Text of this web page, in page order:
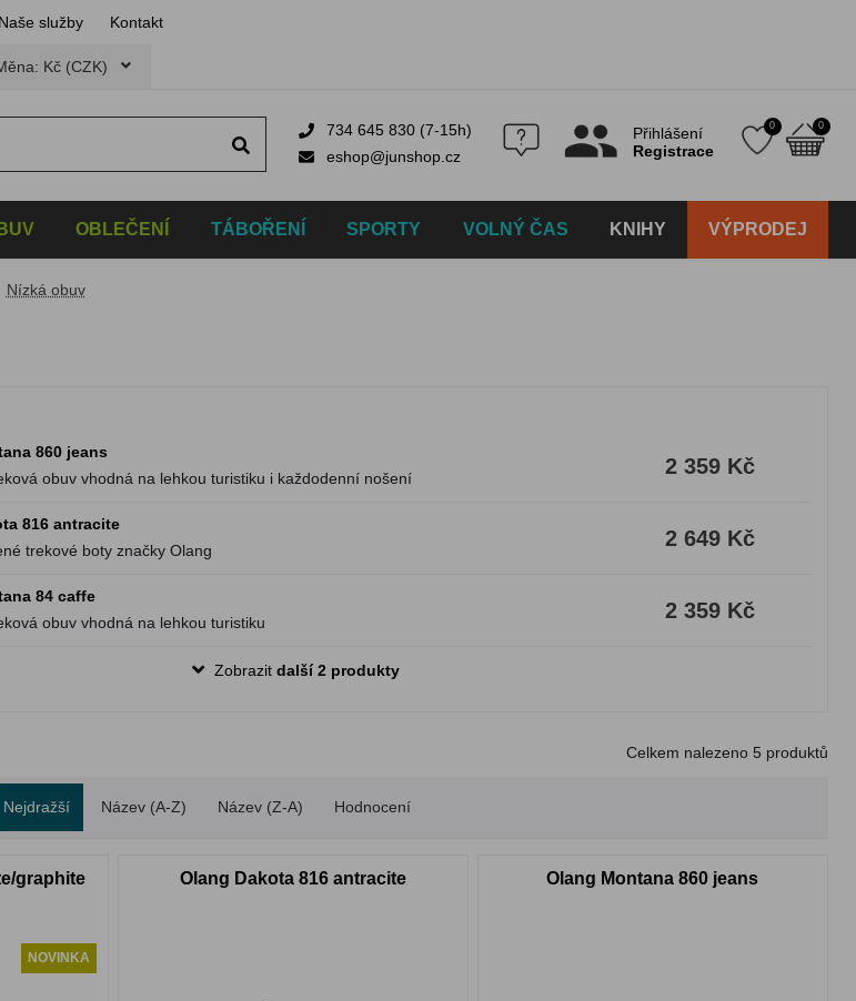
Naše služby Kontakt
Kč (CZK)
734 645 830 (7-15h)
eshop@junshop.cz
Přihlášení
Registrace
0 0
OBLEČENÍ TÁBOŘENÍ SPORTY VOLNÝ ČAS KNIHY VÝPRODEJ
Nízká obuv
860 jeans
Pohodlná treková obuv vhodná na lehkou turistiku i každodenní nošení
2 359 Kč
816 antracite
trekové boty značky Olang
2 649 Kč
84 caffe
obuv vhodná na lehkou turistiku
2 359 Kč
Zobrazitdalší 2 produkty
Celkem nalezeno 5 produktů
Nejdražší Název (A-Z) Název (Z-A) Hodnocení
graphite
NOVINKA
Olang Dakota 816 antracite Olang Montana 860 jeans